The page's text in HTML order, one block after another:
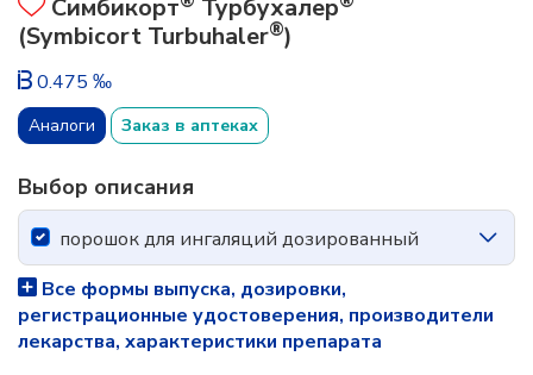
Симбикорт Турбухалер
(Symbicort Turbuhaler®)
0.475 ‰
Аналоги Заказ в аптеках
Выбор описания
порошок для ингаляций дозированный
Все формы выпуска, дозировки,
регистрационные удостоверения, производители
лекарства, характеристики препарата